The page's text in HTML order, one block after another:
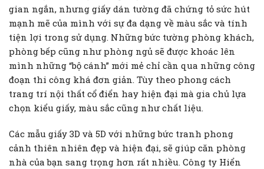
gian ngắn, nhưng giấy dán tường đã chứng tỏ sức hút
mạnh mẽ của mình với sự đa dạng về màu sắc và tính
tiện lợi trong sử dụng. Những bức tường phòng khách,
phòng bếp cũng như phòng ngủ sẽ được khoác lên
mình những “bộ cánh” mới mẻ chỉ cần qua những công
đoạn thi công khá đơn giản. Tùy theo phong cách
trang trí nội thất cổ điển hay hiện đại mà gia chủ lựa
chọn kiểu giấy, màu sắc cũng như chất liệu.
Các mẫu giấy 3D và 5D với những bức tranh phong
cảnh thiên nhiên đẹp và hiện đại, sẽ giúp căn phòng
nhà của bạn sang trọng hơn rất nhiều. Công ty Hiển